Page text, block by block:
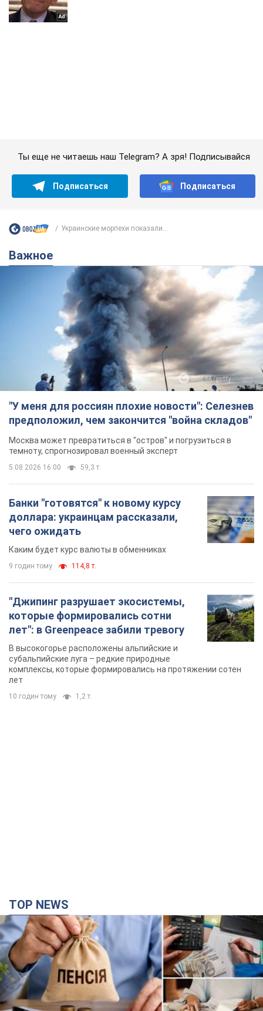
"У меня для россиян плохие новости": Селезнев
предположил, чем закончится "война складов"
Москва может превратиться в "остров" и погрузиться в
темноту, спрогнозировал военный эксперт
59,3 т.
Банки "готовятся" к новому курсу
доллара: украинцам рассказали,
чего ожидать
9 годин тому 114,8 т.
"Джипинг разрушает экосистемы,
которые формировались сотни
лет": в Greenpeace забили тревогу
В высокогорье расположены альпийские и
комплексы, которые формировались на протяжении сотен
лет
10 годин тому 1,2 т.
Украинцы "хакнули" Пенсионный фонд:
выплаты массово увеличивают из-за исков, но
денег не хватает
Как пересчитывают пенсии
2 години тому